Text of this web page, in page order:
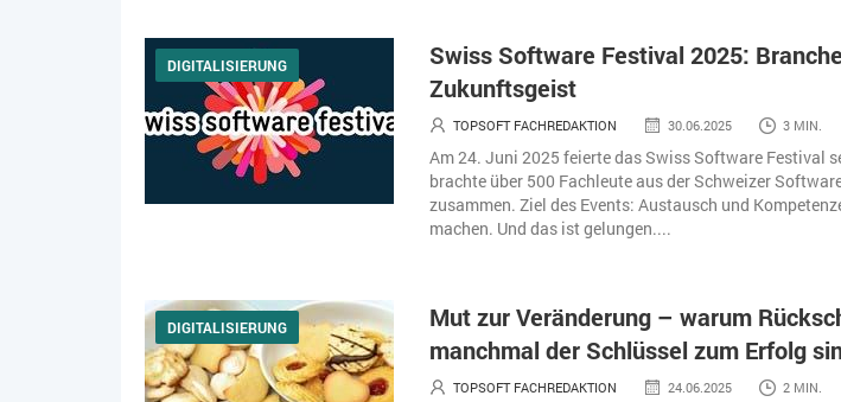
DIGITALISIERUNG
Swiss Software Festival 2025:
Zukunftsgeist
TOPSOFT FACHREDAKTION 30.06.2025 3 MIN.
Am 24. Juni 2025 feierte das Swiss Software Festival
brachte über 500 Fachleute aus der Schweizer
zusammen. Ziel des Events: Austausch und
machen. Und das ist gelungen....
DIGITALISIERUNG
Mut zur Veränderung – warum
manchmal der Schlüssel zum Erfolg
TOPSOFT FACHREDAKTION 24.06.2025 2 MIN.